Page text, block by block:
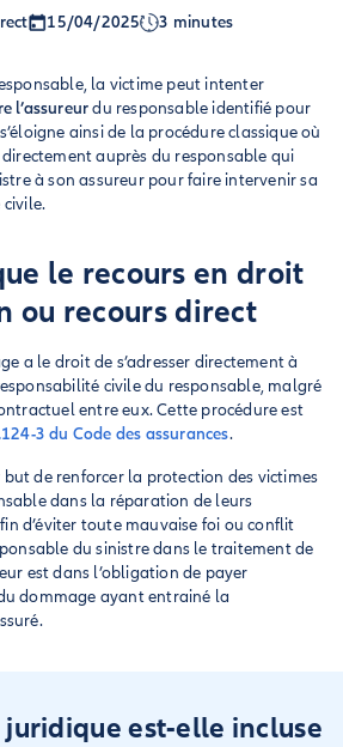
15/04/2025 3 minutes
la victime peut intenter
l’assureurdu responsable identifié pour
ainsi de la procédure classique où
directement auprès du responsable qui
à son assureur pour faire intervenir sa
le recours en droit
ou recours direct
a le droit de s’adresser directement à
civile du responsable, malgré
entre eux. Cette procédure est
3 du Code des assurances.
de renforcer la protection des victimes
dans la réparation de leurs
d’éviter toute mauvaise foi ou conflit
du sinistre dans le traitement de
est dans l’obligation de payer
dommage ayant entrainé la
est-elle incluse